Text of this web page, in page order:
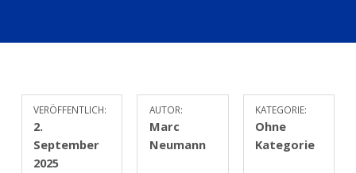
VERÖFFENTLICH:
2.
September
2025
AUTOR:
Marc
Neumann
KATEGORIE:
Ohne
Kategorie